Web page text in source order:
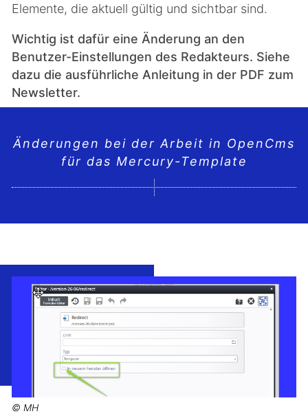
Elemente, die aktuell gültig und sichtbar sind.
Wichtig ist dafür eine Änderung an den
Benutzer-Einstellungen des Redakteurs. Siehe
dazu die ausführliche Anleitung in der PDF zum
Newsletter.
Änderungen bei der Arbeit in OpenCms
für das Mercury-Template
© MH